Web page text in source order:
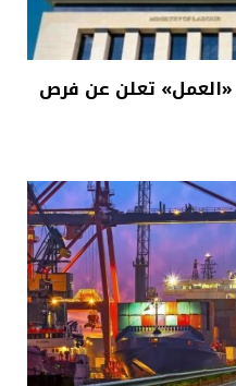
ألف جنيه.. «العمل» تعلن عن فرص